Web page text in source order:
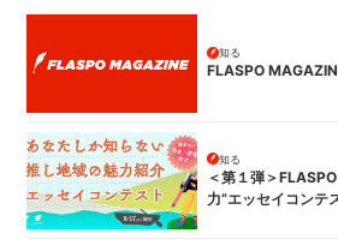
FLASPO
知る
＜第１弾＞
力”エッセイコン
知る